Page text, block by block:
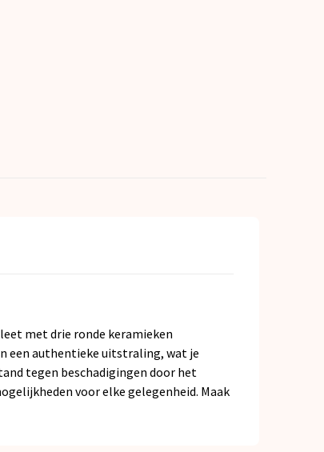
met drie ronde keramieken
een authentieke uitstraling, wat je
tegen beschadigingen door het
voor elke gelegenheid. Maak